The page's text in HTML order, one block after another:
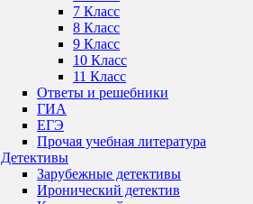
7 Класс
8 Класс
9 Класс
10 Класс
11 Класс
Ответы и решебники
ГИА
ЕГЭ
Прочая учебная литература
Детективы
Зарубежные детективы
Иронический детектив